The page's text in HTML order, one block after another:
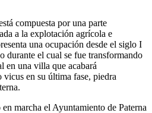
compuesta por una parte
a la explotación agrícola e
una ocupación desde el siglo I
durante el cual se fue transformando
en una villa que acabará
en su última fase, piedra
marcha el Ayuntamiento de Paterna